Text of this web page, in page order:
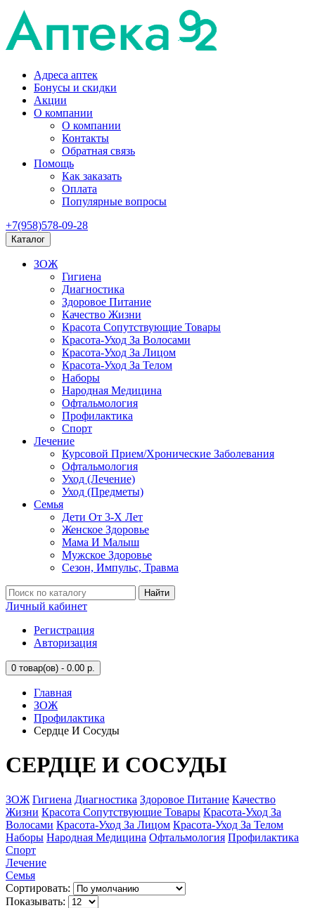
Адреса аптек
Бонусы и скидки
Акции
О компании
О компании
Контакты
Обратная связь
Помощь
Как заказать
Оплата
Популярные вопросы
+7(958)578-09-28
Каталог
ЗОЖ
Гигиена
Диагностика
Здоровое Питание
Качество Жизни
Красота Сопутствующие Товары
Красота-Уход За Волосами
Красота-Уход За Лицом
Красота-Уход За Телом
Наборы
Народная Медицина
Офтальмология
Профилактика
Спорт
Лечение
Курсовой Прием/Хронические Заболевания
Офтальмология
Уход (Лечение)
Уход (Предметы)
Семья
Дети От 3-Х Лет
Женское Здоровье
Мама И Малыш
Мужское Здоровье
Сезон, Импульс, Травма
Найти
Личный кабинет
Регистрация
Авторизация
0 товар(ов) - 0.00 р.
Главная
ЗОЖ
Профилактика
Сердце И Сосуды
СЕРДЦЕ И СОСУДЫ
ЗОЖ Гигиена Диагностика Здоровое Питание Качество
Жизни Красота Сопутствующие Товары Красота-Уход За
Волосами Красота-Уход За Лицом Красота-Уход За Телом
Наборы Народная Медицина Офтальмология Профилактика
Спорт
Лечение
Семья
Сортировать:
Показывать: